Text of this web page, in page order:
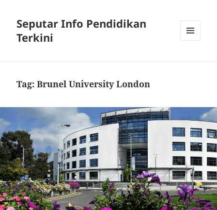
Seputar Info Pendidikan
Terkini
Tag:Brunel University London